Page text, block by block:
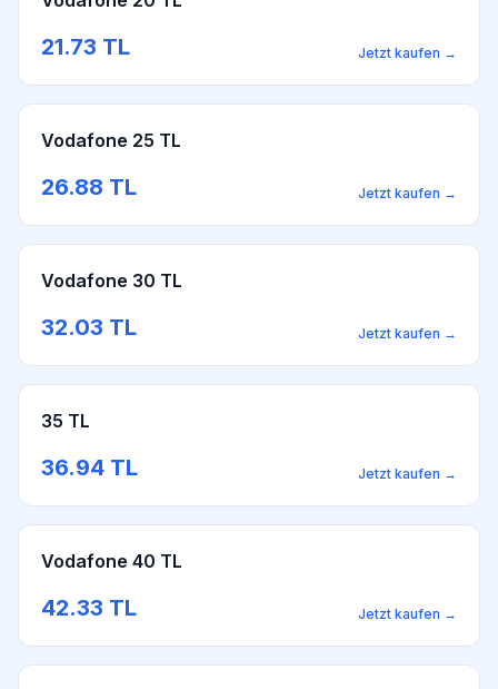
21.73 TL Jetzt kaufen →
Vodafone 25 TL
26.88 TL Jetzt kaufen →
Vodafone 30 TL
32.03 TL Jetzt kaufen →
35 TL
36.94 TL Jetzt kaufen →
Vodafone 40 TL
42.33 TL Jetzt kaufen →